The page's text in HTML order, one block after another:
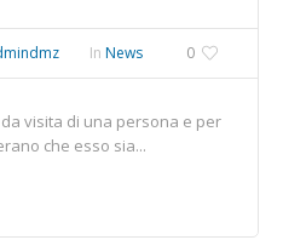
0
In News
visita di una persona e per
che esso sia...